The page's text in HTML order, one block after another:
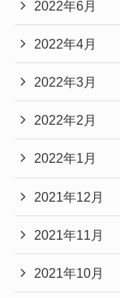
2022年6月
2022年4月
2022年3月
2022年2月
2022年1月
2021年12月
2021年11月
2021年10月